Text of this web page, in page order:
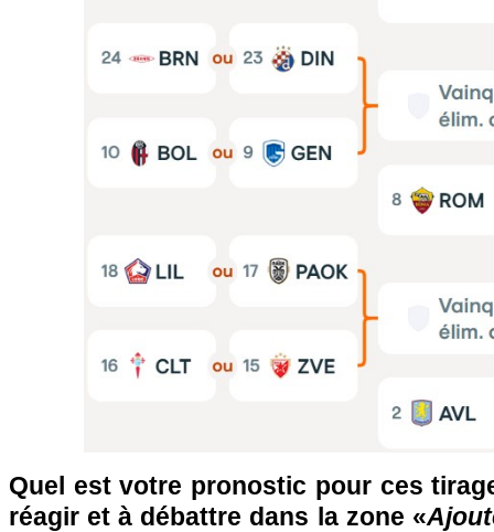
Quel est votre pronostic pour ces
réagir et à débattre dans la zone «